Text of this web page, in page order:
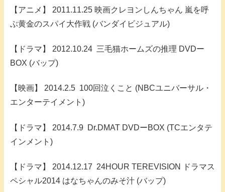
【アニメ】 2011.11.25 映画クレヨンしんちゃん 嵐を呼
ぶ黄金のスパイ大作戦 (バンダイビジュアル)
【ドラマ】 2012.10.24 三毛猫ホームズの推理 DVDー
BOX (バップ)
【映画】 2014.2.5 100回泣くこと (NBCユニバーサル・
エンターテイメント)
【ドラマ】 2014.7.9 Dr.DMAT DVDーBOX (TCエンタテ
インメント)
【ドラマ】 2014.12.17 24HOUR TEREVISION ドラマス
ペシャル2014 はなちゃんのみそ汁 (バップ)